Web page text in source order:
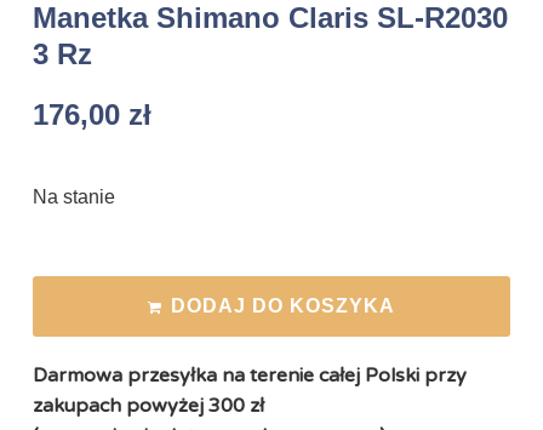
Manetka Shimano Claris SL-R2030
3 Rz
176,00 zł
Na stanie
DODAJ DO KOSZYKA
Darmowa przesyłka na terenie całej Polski przy
zakupach powyżej 300 zł